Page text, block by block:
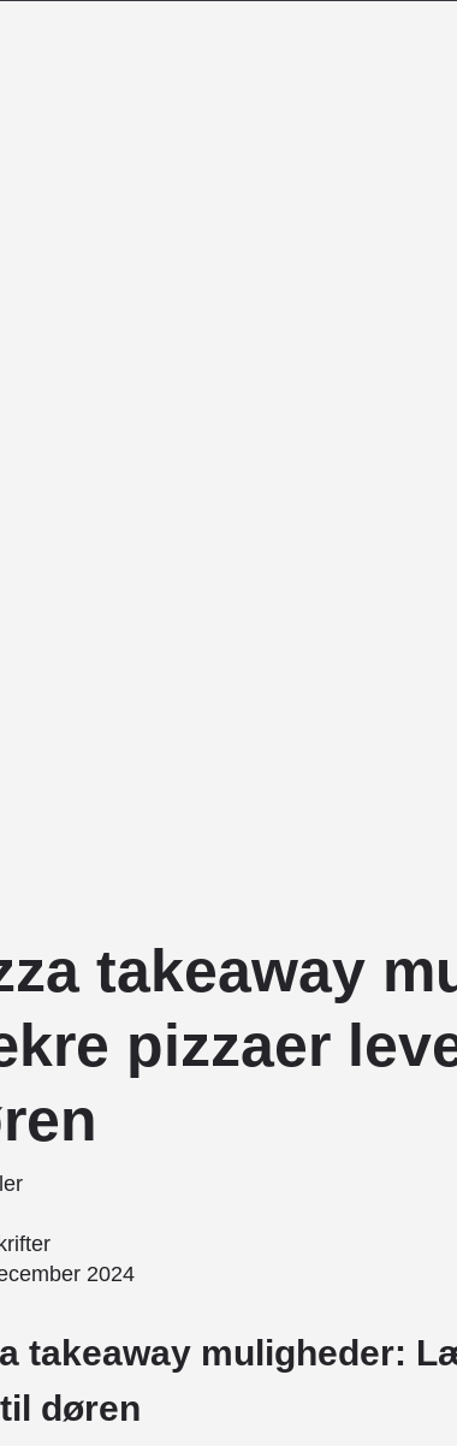
takeaway
pizzaer
2024
takeaway muligheder:
døren